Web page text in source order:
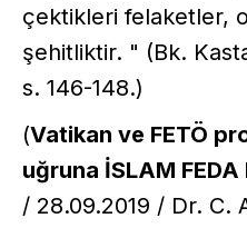
çektikleri felaketler,
şehitliktir. " (Bk.
s. 146-148.)
(Vatikan ve FETÖ
uğruna İSLAM FEDA
/ 28.09.2019 / Dr. C.